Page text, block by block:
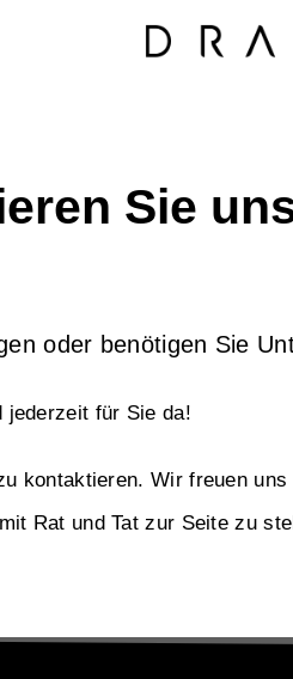
Sie
oder benötigen Sie
jederzeit für Sie da!
kontaktieren. Wir freuen
Rat und Tat zur Seite zu